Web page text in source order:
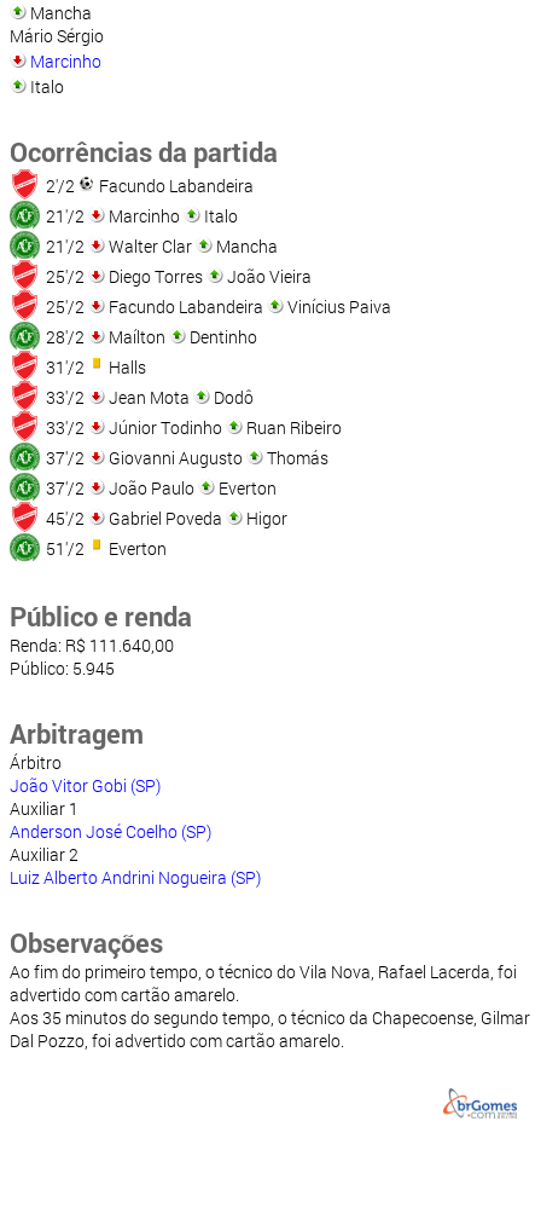
Mancha
Mário Sérgio
Marcinho
Italo
Ocorrências da partida
2'/2
Facundo Labandeira
21'/2
Marcinho
Italo
21'/2
Walter Clar
Mancha
25'/2
Diego Torres
João Vieira
25'/2
Facundo Labandeira
Vinícius Paiva
28'/2
Maílton
Dentinho
31'/2
Halls
33'/2
Jean Mota
Dodô
33'/2
Júnior Todinho
Ruan Ribeiro
37'/2
Giovanni Augusto
Thomás
37'/2
João Paulo
Everton
45'/2
Gabriel Poveda
Higor
51'/2
Everton
Público e renda
Renda: R$ 111.640,00
Público: 5.945
Arbitragem
Árbitro
João Vitor Gobi (SP)
Auxiliar 1
Anderson José Coelho (SP)
Auxiliar 2
Luiz Alberto Andrini Nogueira (SP)
Observações
Ao fim do primeiro tempo, o técnico do Vila Nova, Rafael Lacerda, foi
advertido com cartão amarelo.
Aos 35 minutos do segundo tempo, o técnico da Chapecoense, Gilmar
Dal Pozzo, foi advertido com cartão amarelo.